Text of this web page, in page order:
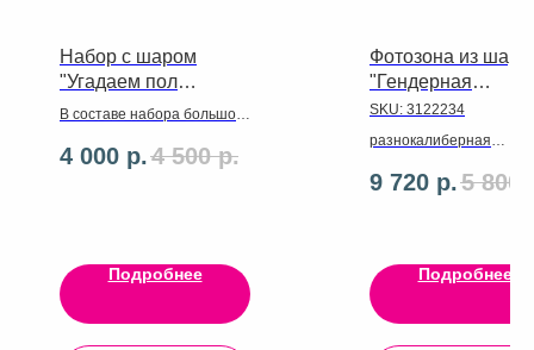
Набор с шаром
"Угадаем пол
малыша"!
В составе набора большой
надписью) 10 шаров
4 000 р.4 500 р.
Подробнее
Фотозона из
"Гендерная
вечеринка"
SKU: 3122234
разнокалиберная
черный 80 см, шары в
9 720 р.5 800
Подробнее